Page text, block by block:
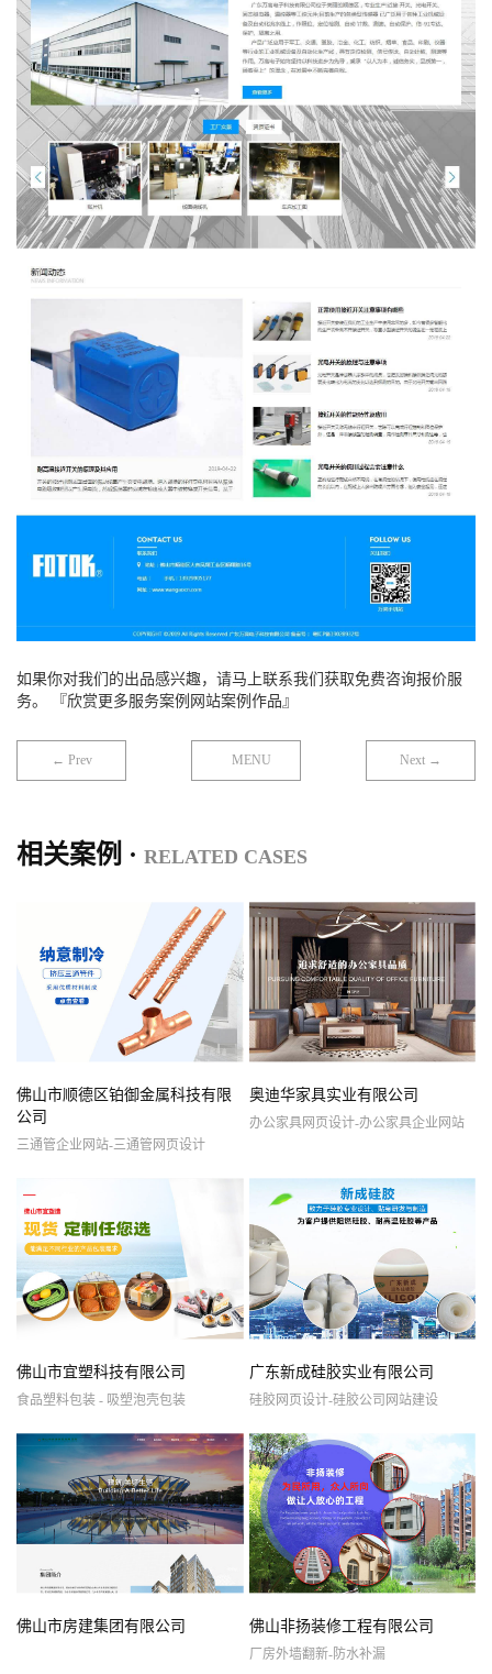
如果你对我们的出品感兴趣，请马上联系我们获取免费咨询报价服
务。 『欣赏更多服务案例网站案例作品』
← Prev MENU Next →
相关案例 · RELATED CASES
佛山市顺德区铂御金属科技有限
公司
三通管企业网站-三通管网页设计
奥迪华家具实业有限公司
办公家具网页设计-办公家具企业网站
佛山市宜塑科技有限公司
食品塑料包装 - 吸塑泡壳包装
广东新成硅胶实业有限公司
硅胶网页设计-硅胶公司网站建设
佛山市房建集团有限公司 佛山非扬装修工程有限公司
厂房外墙翻新-防水补漏